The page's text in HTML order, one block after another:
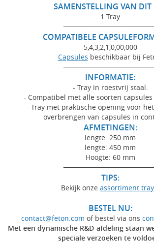
SAMENSTELLING VAN DIT
1 Tray
COMPATIBELE
5,4,3,2,1,0,00,000
Capsules beschikbaar bij
INFORMATIE:
- Tray in roestvrij staal.
- Compatibel met alle soorten capsules
- Tray met praktische opening voor
overbrengen van capsules in
AFMETINGEN:
lengte: 250 mm
lengte: 450 mm
Hoogte: 60 mm
TIPS:
Bekijk onze assortiment
BESTEL NU:
contact@feton.com of bestel via ons
Met een dynamische R&D-afdeling staan
speciale verzoeken te